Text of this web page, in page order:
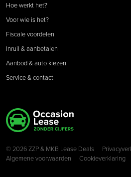
Hoe werkt het?
Voor wie is het?
Fiscale voordelen
Inruil & aanbetalen
Aanbod & auto kiezen
Service & contact
Copyright
© 2026 ZZP & MKB Lease Deals
Algemene voorwaarden
Cookieverklaring